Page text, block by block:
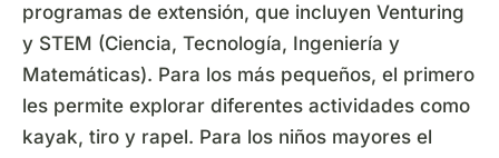
programas de extensión, que incluyen Venturing
y STEM (Ciencia, Tecnología, Ingeniería y
Matemáticas). Para los más pequeños, el primero
les permite explorar diferentes actividades como
kayak, tiro y rapel. Para los niños mayores el